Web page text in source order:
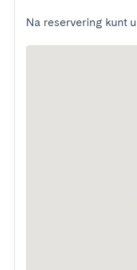
Na reservering kunt